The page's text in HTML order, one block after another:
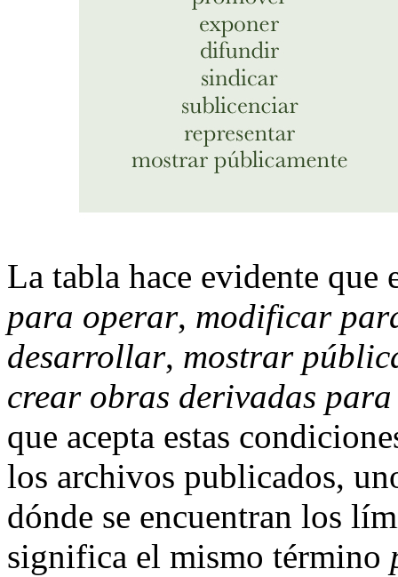
La tabla hace evidente que
para operar, modificar
desarrollar, mostrar
crear obras derivadas
que acepta estas
los archivos publicados,
dónde se encuentran los
significa el mismo término